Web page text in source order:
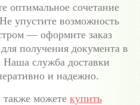
оптимальное сочетание
упустите возможность
— оформите заказ
получения документа в
служба доставки
и надежно.
можете купить